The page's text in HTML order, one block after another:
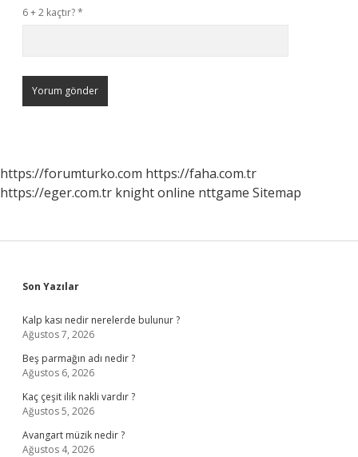
6 + 2 kaçtır?*
https://forumturko.com https://faha.com.tr
https://eger.com.tr knight online nttgame Sitemap
Sidebar
Son Yazılar
Kalp kası nedir nerelerde bulunur ?
Ağustos 7, 2026
Beş parmağın adı nedir ?
Ağustos 6, 2026
Kaç çeşit ilik nakli vardır ?
Ağustos 5, 2026
Avangart müzik nedir ?
Ağustos 4, 2026